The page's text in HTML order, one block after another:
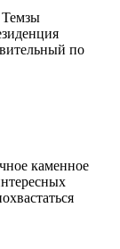
Темзы
по
каменное